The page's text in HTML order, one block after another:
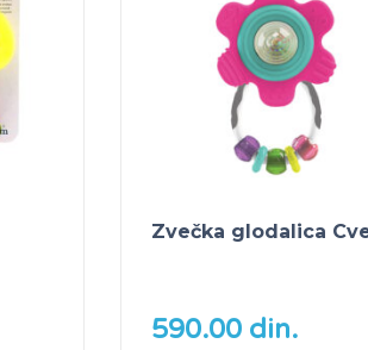
Zvečka glodalica
590.00 din.